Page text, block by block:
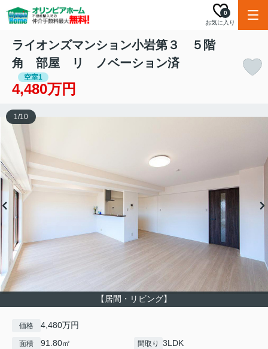
お気に入り
0
ライオンズマンション小岩第３ ５階
角 部屋 リ ノベーション済
空室1
4,480万円
【居間・リビング】
1/10
価格 4,480万円
面積 91.80㎡ 間取り 3LDK